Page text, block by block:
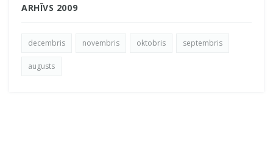
ARHĪVS 2009
decembris novembris oktobris septembris
augusts